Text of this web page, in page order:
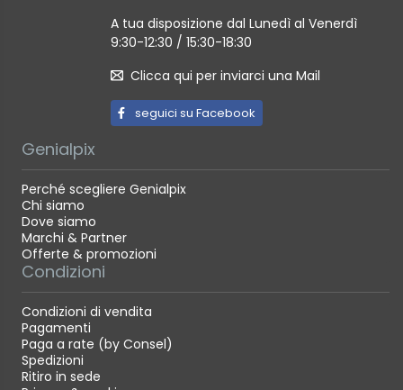
A tua disposizione dal Lunedì al Venerdì
9:30-12:30 / 15:30-18:30
Clicca qui per inviarci una Mail
seguici su Facebook
Genialpix
Perché scegliere Genialpix
Chi siamo
Dove siamo
Marchi & Partner
Offerte & promozioni
Condizioni
Condizioni di vendita
Pagamenti
Paga a rate (by Consel)
Spedizioni
Ritiro in sede